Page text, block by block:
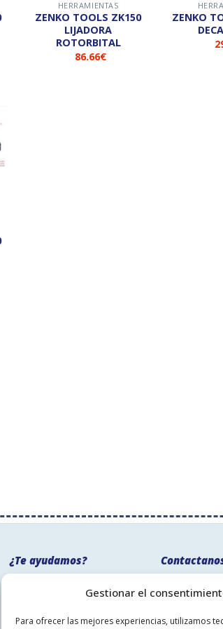
Gestionar el
Para ofrecer las mejores experiencias, utilizamos
HERRAMIENTAS
ZENKO TOOLS ZK150
LIJADORA
ROTORBITAL
86.66€
ZENKO TOOLS ZK1800
¿Te ayudamos?
Garantias y devoluciones
Tarifas y políticas de envio
Síguenos